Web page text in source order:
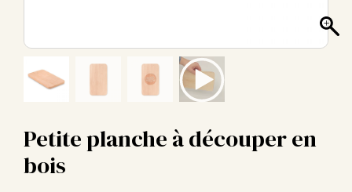
Petite planche à découper en
bois